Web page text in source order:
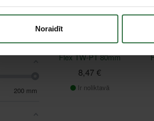
Noraidīt
3
18
27
4
200mm
Flex TW-PT 80mm
8,47 €
Ir noliktavā